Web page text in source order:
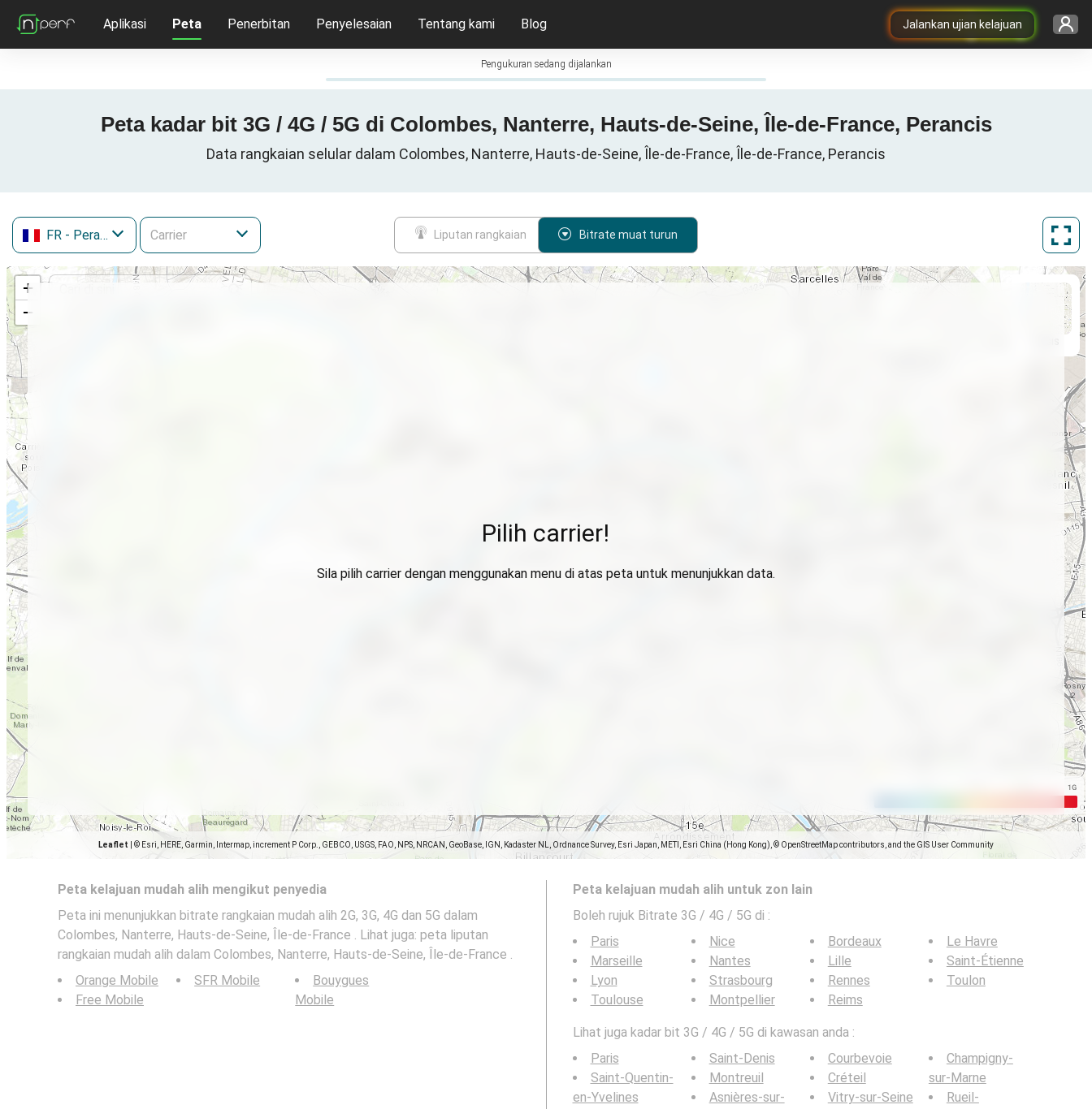
Jalankan ujian kelajuan
Aplikasi Peta Penerbitan Penyelesaian Tentang kami Blog
Pengukuran sedang dijalankan
Peta kadar bit 3G / 4G / 5G di Colombes, Nanterre, Hauts-de-Seine, Île-de-France, Perancis
Data rangkaian selular dalam Colombes, Nanterre, Hauts-de-Seine, Île-de-France, Île-de-France, Perancis
FR - Perancis Liputan rangkaian Bitrate muat turun
+
−
Leaflet © Esri, HERE, Garmin, Intermap, increment P Corp., GEBCO, USGS, FAO, NPS, NRCAN, GeoBase, IGN, Kadaster NL, Ordnance Survey, Esri Japan, METI, Esri China (Hong Kong), © OpenStreetMap contributors, and the GIS User Community
Pilih carrier!
Sila pilih carrier dengan menggunakan menu di atas peta untuk menunjukkan data.
Peta kelajuan mudah alih mengikut penyedia
Peta ini menunjukkan bitrate rangkaian mudah alih 2G, 3G, 4G dan 5G dalam
Colombes, Nanterre, Hauts-de-Seine, Île-de-France . Lihat juga: peta liputan
rangkaian mudah alih dalam Colombes, Nanterre, Hauts-de-Seine, Île-de-France .
Orange Mobile
Free Mobile
SFR Mobile
Bouygues
Mobile
Peta kelajuan mudah alih untuk zon lain
Boleh rujuk Bitrate 3G / 4G / 5G di :
Paris
Marseille
Lyon
Toulouse
Nice
Nantes
Strasbourg
Montpellier
Bordeaux
Lille
Rennes
Reims
Le Havre
Saint-Étienne
Toulon
Lihat juga kadar bit 3G / 4G / 5G di kawasan anda :
Paris
Saint-Quentin-
en-Yvelines
Saint-Denis
Montreuil
Asnières-sur-
Courbevoie
Créteil
Vitry-sur-Seine
Champigny-
sur-Marne
Rueil-